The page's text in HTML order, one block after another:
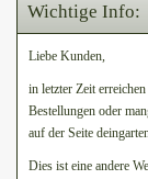
Wichtige Info:
Liebe Kunden,
in letzter Zeit
Bestellungen oder
auf der Seite
Dies ist eine andere